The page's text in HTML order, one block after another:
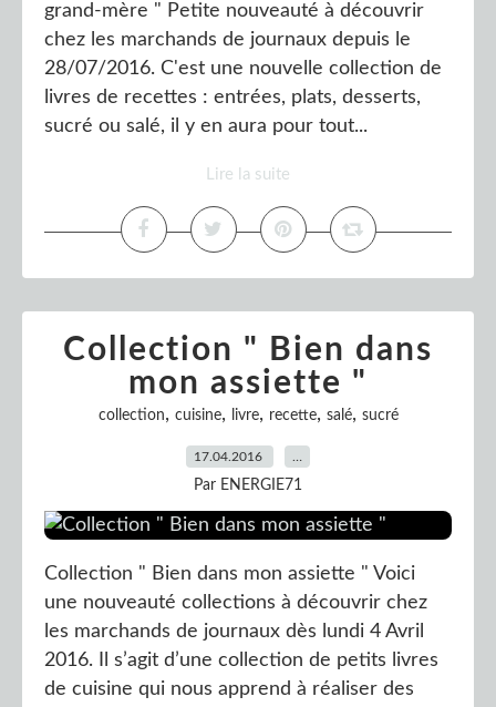
grand-mère " Petite nouveauté à découvrir
chez les marchands de journaux depuis le
28/07/2016. C'est une nouvelle collection de
livres de recettes : entrées, plats, desserts,
sucré ou salé, il y en aura pour tout...
Lire la suite
Collection " Bien dans
mon assiette "
collection, cuisine, livre, recette, salé, sucré
17.04.2016
Par ENERGIE71
Collection " Bien dans mon assiette " Voici
une nouveauté collections à découvrir chez
les marchands de journaux dès lundi 4 Avril
2016. Il s’agit d’une collection de petits livres
de cuisine qui nous apprend à réaliser des